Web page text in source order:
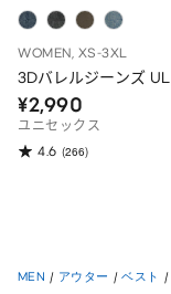
WOMEN, XS-3XL
3Dバレルジーンズ UL
¥2,990
ユニセックス
4.6 (266)
MEN / アウター / ベスト /